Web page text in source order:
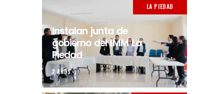
LA PIEDAD
Instalan junta de
gobierno del IMM La
Piedad
2 AÑOS.